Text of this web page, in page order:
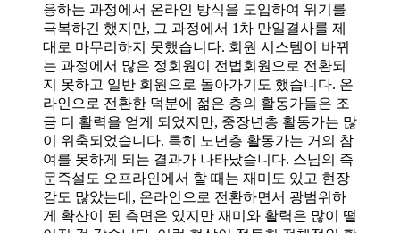
응하는 과정에서 온라인 방식을 도입하여 위기를
극복하긴 했지만, 그 과정에서 1차 만일결사를 제
대로 마무리하지 못했습니다. 회원 시스템이 바뀌
는 과정에서 많은 정회원이 전법회원으로 전환되
지 못하고 일반 회원으로 돌아가기도 했습니다. 온
라인으로 전환한 덕분에 젊은 층의 활동가들은 조
금 더 활력을 얻게 되었지만, 중장년층 활동가는 많
이 위축되었습니다. 특히 노년층 활동가는 거의 참
여를 못하게 되는 결과가 나타났습니다. 스님의 즉
문즉설도 오프라인에서 할 때는 재미도 있고 현장
감도 많았는데, 온라인으로 전환하면서 광범위하
게 확산이 된 측면은 있지만 재미와 활력은 많이 떨